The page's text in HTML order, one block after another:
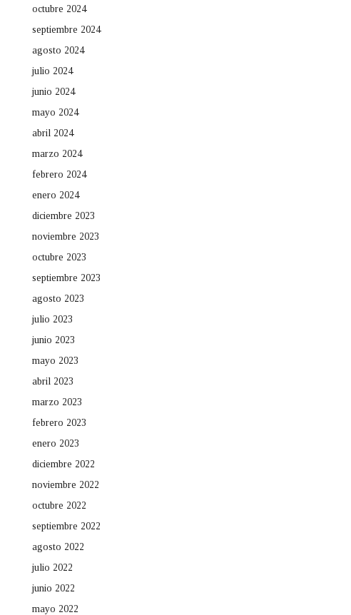
octubre 2024
septiembre 2024
agosto 2024
julio 2024
junio 2024
mayo 2024
abril 2024
marzo 2024
febrero 2024
enero 2024
diciembre 2023
noviembre 2023
octubre 2023
septiembre 2023
agosto 2023
julio 2023
junio 2023
mayo 2023
abril 2023
marzo 2023
febrero 2023
enero 2023
diciembre 2022
noviembre 2022
octubre 2022
septiembre 2022
agosto 2022
julio 2022
junio 2022
mayo 2022